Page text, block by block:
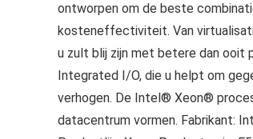
ontworpen om de beste
kosteneffectiviteit. Van
u zult blij zijn met betere dan
Integrated I/O, die u helpt om
verhogen. De Intel® Xeon®
datacentrum vormen. Fabrikant: